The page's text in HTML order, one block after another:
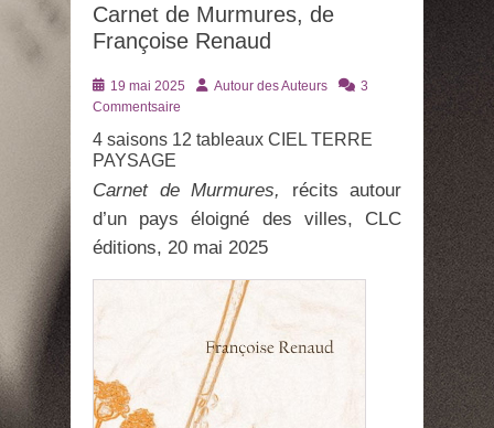
Carnet de Murmures, de
Françoise Renaud
Posté
le
19 mai 2025 AuteurAutour des Auteurs
3
Commentsaire
4 saisons 12 tableaux CIEL TERRE
PAYSAGE
Carnet de Murmures,
récits autour
d’un pays éloigné des villes, CLC
éditions, 20 mai 2025